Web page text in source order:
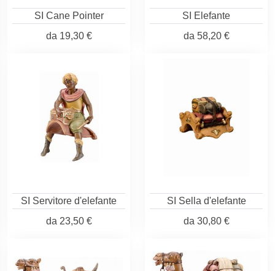
SI Cane Pointer
da 19,30 €
SI Elefante
da 58,20 €
SI Servitore d'elefante
da 23,50 €
SI Sella d'elefante
da 30,80 €